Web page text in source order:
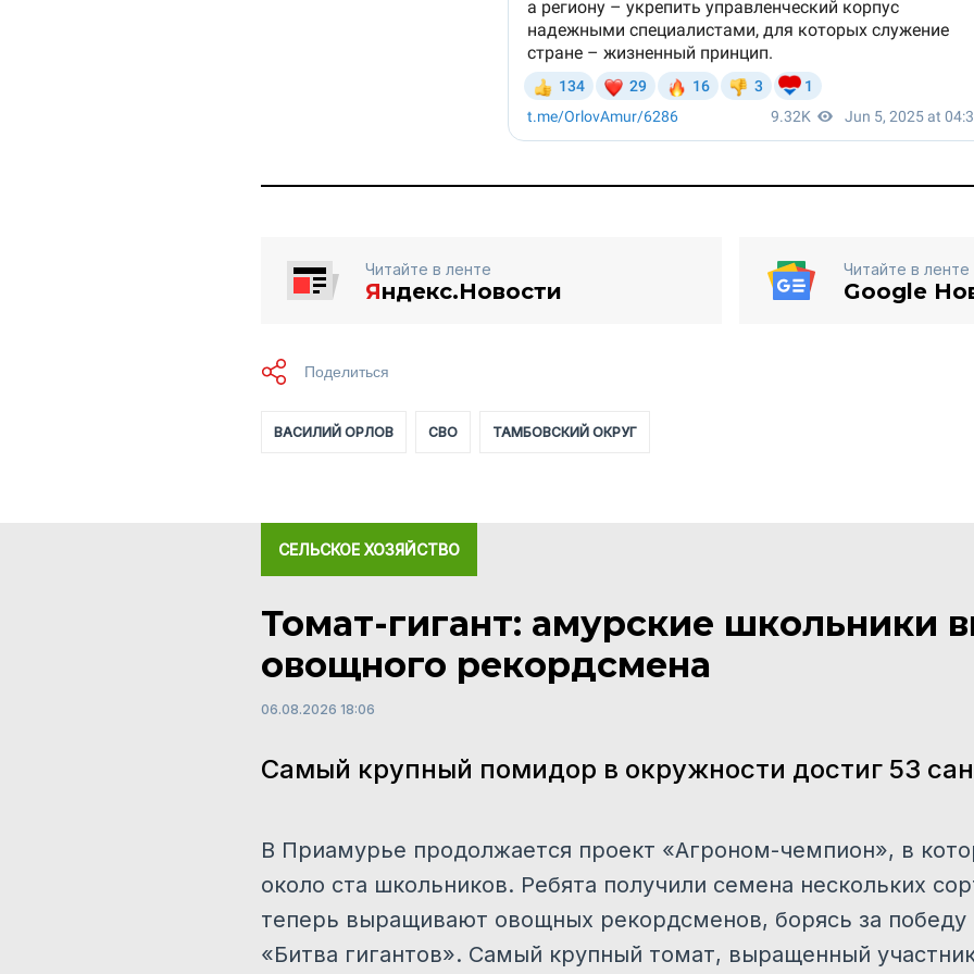
Читайте в ленте
Яндекс.Новости
Читайте в ленте
Google
ВАСИЛИЙ ОРЛОВ СВО ТАМБОВСКИЙ ОКРУГ
СЕЛЬСКОЕ ХОЗЯЙСТВО
Томат-гигант: амурские школьники
овощного рекордсмена
06.08.2026 18:06
Самый крупный помидор в окружности достиг 53
В Приамурье продолжается проект «Агроном-чемпион», в
около ста школьников. Ребята получили семена нескольких
теперь выращивают овощных рекордсменов, борясь за победу
«Битва гигантов». Самый крупный томат, выращенный